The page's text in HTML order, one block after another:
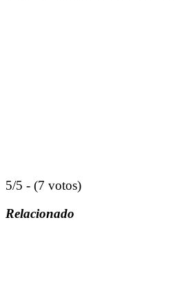
5/5 - (7 votos)
Relacionado